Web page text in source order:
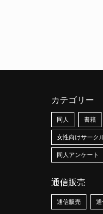
カテゴリー
同人 書籍
女性向けサーク
同人アンケート
通信販売
通信販売 通